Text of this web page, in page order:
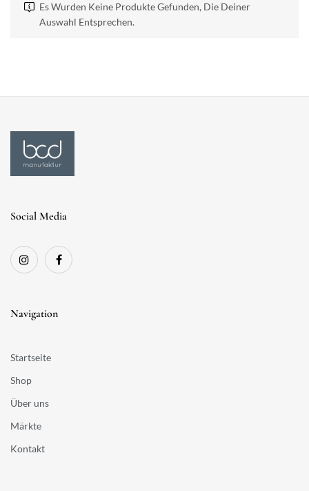
Es Wurden Keine Produkte Gefunden, Die Deiner
Auswahl Entsprechen.
Social Media
Navigation
Startseite
Shop
Über uns
Märkte
Kontakt